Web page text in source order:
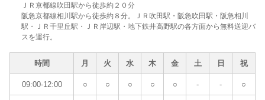
ＪＲ京都線吹田駅から徒歩約２０分
阪急京都線相川駅から徒歩約８分。ＪＲ吹田駅・阪急吹田駅・阪急相川
駅・ＪＲ千里丘駅・ＪＲ岸辺駅・地下鉄井高野駅の各方面から無料送迎バ
スを運行。
時間 月 火 水 木 金 土 日 祝
09:00-12:00 ○ ○ ○ ○ ○ - - ○